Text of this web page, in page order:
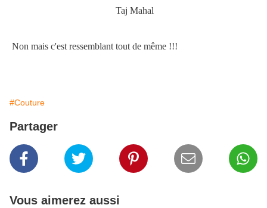
Taj Mahal
Non mais c'est ressemblant tout de même !!!
#Couture
Partager
Vous aimerez aussi